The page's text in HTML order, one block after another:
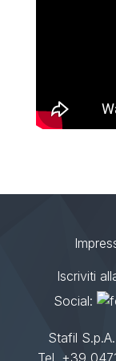
Iscriviti
Social:
Stafil
Tel. +39